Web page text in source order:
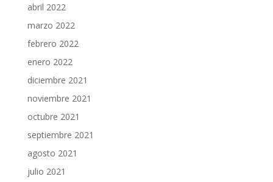
abril 2022
marzo 2022
febrero 2022
enero 2022
diciembre 2021
noviembre 2021
octubre 2021
septiembre 2021
agosto 2021
julio 2021